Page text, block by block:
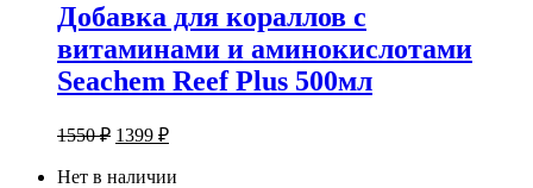
Добавка для кораллов с
витаминами и аминокислотами
Seachem Reef Plus 500мл
1550₽ Первоначальная
составляла
1399 ₽Текущая
1399 ₽.
Нет в наличии